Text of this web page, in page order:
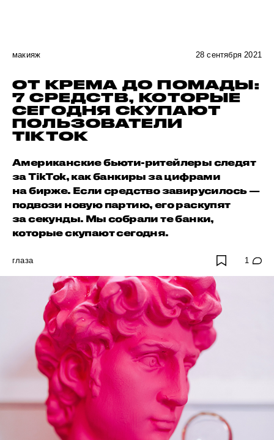
макияж 28 сентября 2021
ОТ КРЕМА ДО ПОМАДЫ:
7 СРЕДСТВ, КОТОРЫЕ
СЕГОДНЯ СКУПАЮТ
ПОЛЬЗОВАТЕЛИ
TIKTOK
Американские бьюти-ритейлеры следят
за TikTok, как банкиры за цифрами
на бирже. Если средство завирусилось —
подвози новую партию, его раскупят
за секунды. Мы собрали те банки,
которые скупают сегодня.
глаза 1